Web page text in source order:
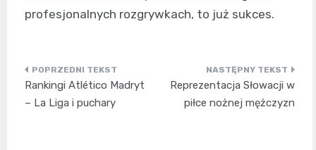
profesjonalnych rozgrywkach, to już sukces.
Nawigacja
wpisu
Rankingi Atlético Madryt
– La Liga i puchary
Reprezentacja Słowacji w
piłce nożnej mężczyzn